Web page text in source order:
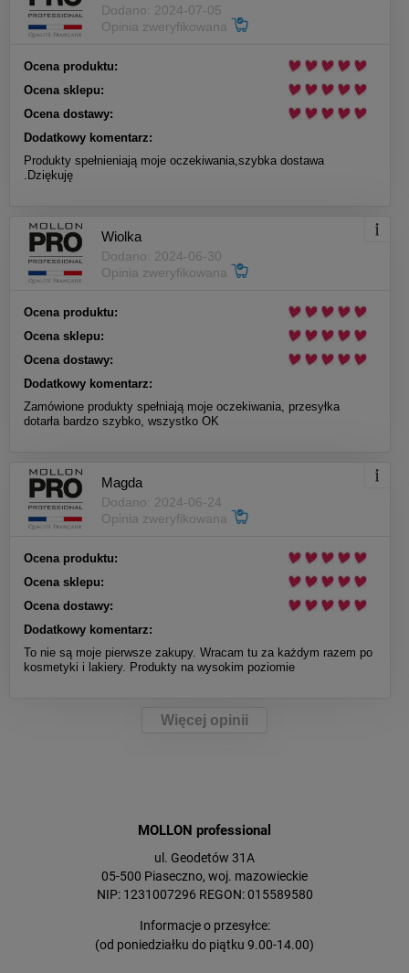
Dodano: 2024-07-05
Opinia zweryfikowana
Ocena produktu:
Ocena sklepu:
Ocena dostawy:
Dodatkowy komentarz:
Produkty spełnieniają moje oczekiwania,szybka dostawa
.Dziękuję
Wiolka
Dodano: 2024-06-30
Opinia zweryfikowana
Ocena produktu:
Ocena sklepu:
Ocena dostawy:
Dodatkowy komentarz:
Zamówione produkty spełniają moje oczekiwania, przesyłka
dotarła bardzo szybko, wszystko OK
Magda
Dodano: 2024-06-24
Opinia zweryfikowana
Ocena produktu:
Ocena sklepu:
Ocena dostawy:
Dodatkowy komentarz:
To nie są moje pierwsze zakupy. Wracam tu za każdym razem po
kosmetyki i lakiery. Produkty na wysokim poziomie
Więcej opinii
MOLLON professional
ul. Geodetów 31A
05-500 Piaseczno, woj. mazowieckie
NIP: 1231007296 REGON: 015589580
Informacje o przesyłce:
(od poniedziałku do piątku 9.00-14.00)